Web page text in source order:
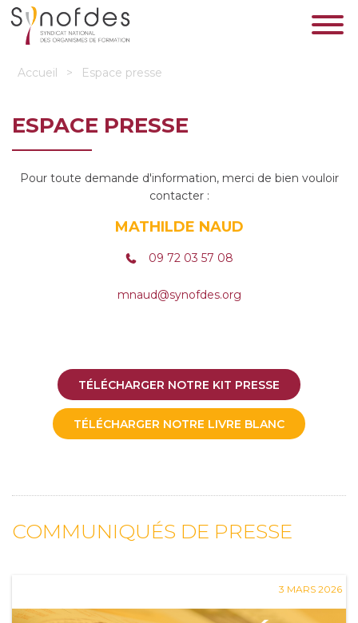
Accueil > Espace presse
ESPACE PRESSE
Pour toute demande d'information, merci de bien vouloir
contacter :
MATHILDE NAUD
09 72 03 57 08
mnaud@synofdes.org
TÉLÉCHARGER NOTRE KIT PRESSE
TÉLÉCHARGER NOTRE LIVRE BLANC
COMMUNIQUÉS DE PRESSE
3 MARS 2026